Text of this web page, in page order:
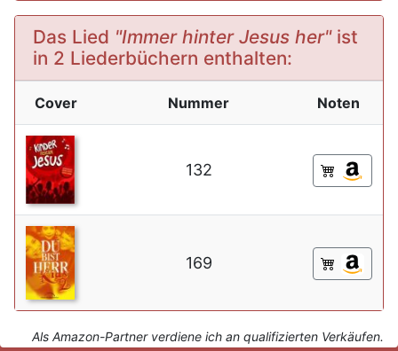
Das Lied "Immer hinter Jesus her"ist
in 2 Liederbüchern enthalten:
Cover Nummer Noten
132
169
Als Amazon-Partner verdiene ich an qualifizierten Verkäufen.